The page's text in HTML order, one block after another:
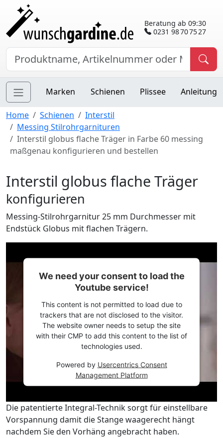
Beratung ab 09:30
0231 98 70 75 27
Marken Schienen Plissee Anleitung
Home Schienen
Interstil
Messing Stilrohrgarnituren
Interstil globus flache Träger in Farbe 60 messing
maßgenau konfigurieren und bestellen
Interstil globus flache Träger
konfigurieren
Messing-Stilrohrgarnitur 25 mm Durchmesser mit
Endstück Globus mit flachen Trägern.
We need your consent to load the
Youtube service!
This content is not permitted to load due to
trackers that are not disclosed to the visitor.
The website owner needs to setup the site
with their CMP to add this content to the list of
technologies used.
Powered by Usercentrics Consent
Management Platform
Die patentierte Integral-Technik sorgt für einstellbare
Vorspannung damit die Stange waagerecht hängt
nachdem Sie den Vorhäng angebracht haben.